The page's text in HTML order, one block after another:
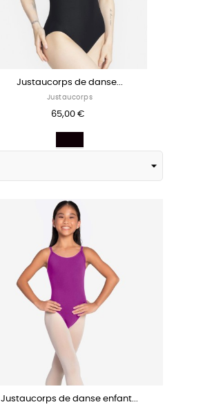
Justaucorps de danse...
Justaucorps
65,00 €
Justaucorps de danse enfant...